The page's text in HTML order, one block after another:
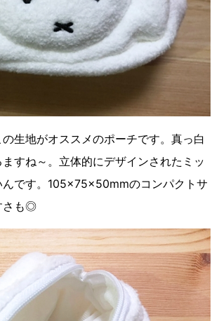
生地がオススメのポーチです。真っ白
すね～。立体的にデザインされたミッ
んです。105×75×50mmのコンパクトサ
さも◎